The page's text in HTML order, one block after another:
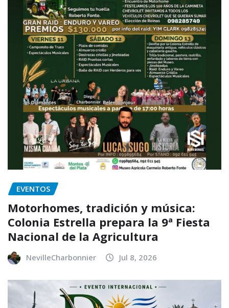
EVENTOS
Motorhomes, tradición y música:
Colonia Estrella prepara la 9ª Fiesta
Nacional de la Agricultura
NevilleCharbonnier Jul 8, 2026